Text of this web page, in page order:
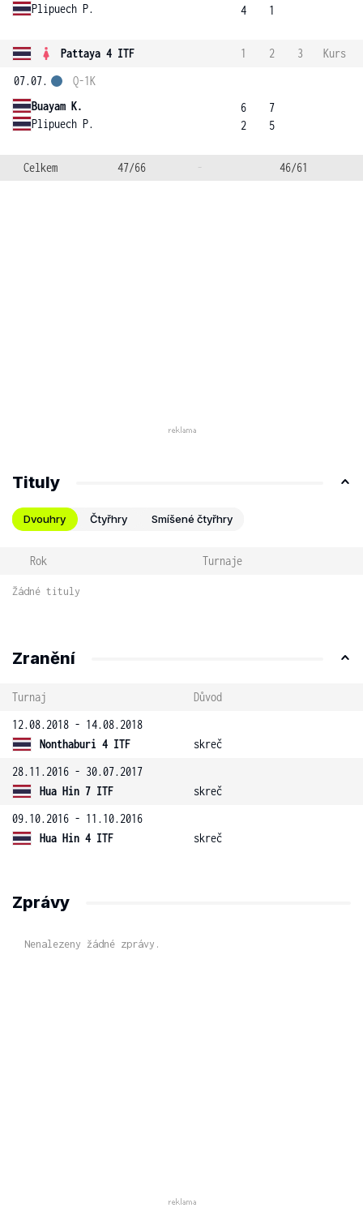
Plipuech P.
4
1
Pattaya 4 ITF 1 2 3
Kurs
07.07.
Buayam K.
Plipuech P.
Q-1K
6
2
7
5
Celkem 47/66 - 46/61
Tituly
Dvouhry Čtyřhry Smíšené čtyřhry
Rok Turnaje
Žádné tituly
Zranění
Turnaj
Důvod
12.08.2018 - 14.08.2018
Nonthaburi 4 ITF
skreč
28.11.2016 - 30.07.2017
Hua Hin 7 ITF
skreč
09.10.2016 - 11.10.2016
Hua Hin 4 ITF
skreč
Zprávy
Nenalezeny žádné zprávy.